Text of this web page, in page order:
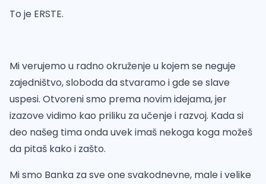
To je ERSTE.
Mi verujemo u radno okruženje u kojem se neguje
zajedništvo, sloboda da stvaramo i gde se slave
uspesi. Otvoreni smo prema novim idejama, jer
izazove vidimo kao priliku za učenje i razvoj. Kada si
deo našeg tima onda uvek imaš nekoga koga možeš
da pitaš kako i zašto.
Mi smo Banka za sve one svakodnevne, male i velike